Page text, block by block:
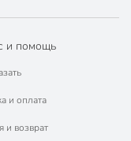
и помощь
и оплата
и возврат